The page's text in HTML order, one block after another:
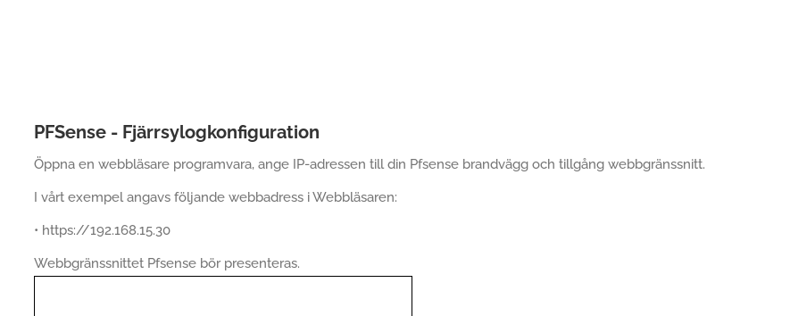
PFSense - Fjärrsylogkonfiguration
Öppna en webbläsare programvara, ange IP-adressen till din Pfsense brandvägg och tillgång webbgränssnitt.
I vårt exempel angavs följande webbadress i Webbläsaren:
• https://192.168.15.30
Webbgränssnittet Pfsense bör presenteras.